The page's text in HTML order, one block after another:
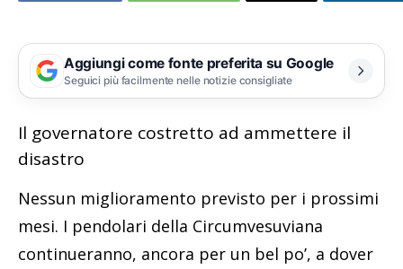
Aggiungi come fonte preferita su Google
Seguici più facilmente nelle notizie consigliate
Il governatore costretto ad ammettere il
disastro
Nessun miglioramento previsto per i prossimi
mesi. I pendolari della Circumvesuviana
continueranno, ancora per un bel po’, a dover